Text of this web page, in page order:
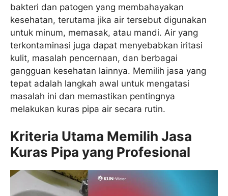
bakteri dan patogen yang membahayakan
kesehatan, terutama jika air tersebut digunakan
untuk minum, memasak, atau mandi. Air yang
terkontaminasi juga dapat menyebabkan iritasi
kulit, masalah pencernaan, dan berbagai
gangguan kesehatan lainnya. Memilih jasa yang
tepat adalah langkah awal untuk mengatasi
masalah ini dan memastikan pentingnya
melakukan kuras pipa air secara rutin.
Kriteria Utama Memilih Jasa
Kuras Pipa yang Profesional